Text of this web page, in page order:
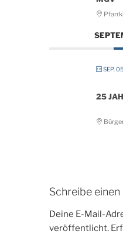
SEP.
25
Schreibe
Deine E-Mail-
veröffentlicht.